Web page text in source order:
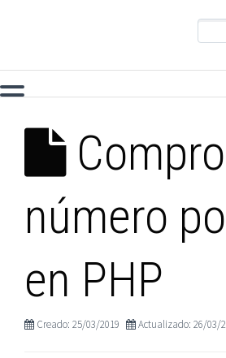
número
en PHP
Creado: 25/03/2019 Actualizado: 26/03/